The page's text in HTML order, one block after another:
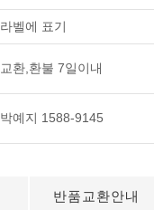
라벨에 표기
교환,환불 7일이내
박예지 1588-9145
반품교환안내